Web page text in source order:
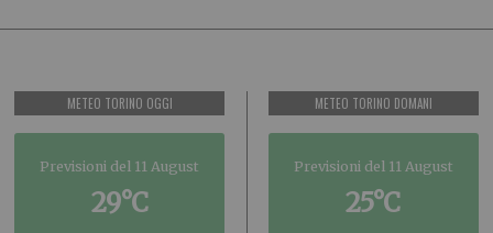
METEO TORINO OGGI
Previsioni del 11 August
29°C
METEO TORINO DOMANI
Previsioni del 11 August
25°C